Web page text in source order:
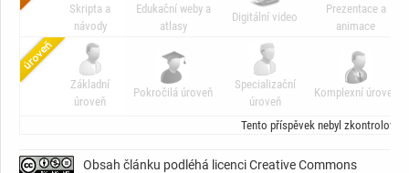
Skripta a
návody
Edukační weby a
atlasy
Digitální video
Prezentace a
animace
Základní
úroveň
Pokročilá úroveň
Specializační
úroveň
Komplexní úroveň
Tento příspěvek nebyl
Obsah článku podléhá licenci Creative Commons